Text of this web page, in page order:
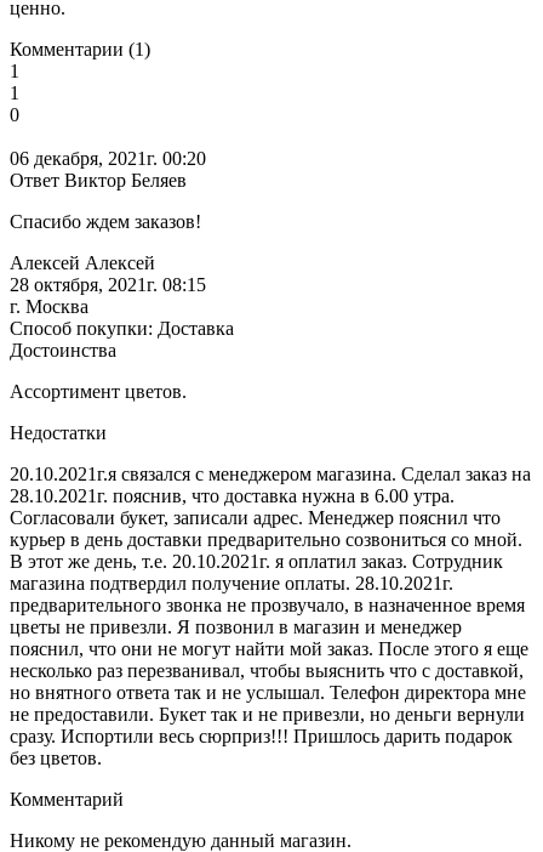
ценно.
Комментарии (1)
1
1
0
06 декабря, 2021г. 00:20
Ответ Виктор Беляев
Спасибо ждем заказов!
Алексей Алексей
28 октября, 2021г. 08:15
г. Москва
Способ покупки: Доставка
Достоинства
Ассортимент цветов.
Недостатки
20.10.2021г.я связался с менеджером магазина. Сделал заказ на
28.10.2021г. пояснив, что доставка нужна в 6.00 утра.
Согласовали букет, записали адрес. Менеджер пояснил что
курьер в день доставки предварительно созвониться со мной.
В этот же день, т.е. 20.10.2021г. я оплатил заказ. Сотрудник
магазина подтвердил получение оплаты. 28.10.2021г.
предварительного звонка не прозвучало, в назначенное время
цветы не привезли. Я позвонил в магазин и менеджер
пояснил, что они не могут найти мой заказ. После этого я еще
несколько раз перезванивал, чтобы выяснить что с доставкой,
но внятного ответа так и не услышал. Телефон директора мне
не предоставили. Букет так и не привезли, но деньги вернули
сразу. Испортили весь сюрприз!!! Пришлось дарить подарок
без цветов.
Комментарий
Никому не рекомендую данный магазин.